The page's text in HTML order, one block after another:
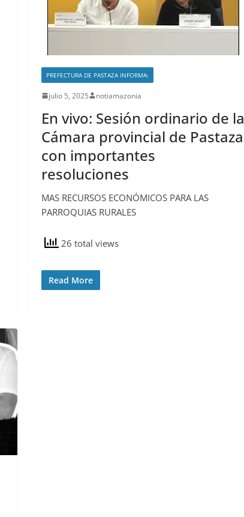
PREFECTURA DE PASTAZA INFORMA:
julio 5, 2025 notiamazonia
En vivo: Sesión ordinario de la
Cámara provincial de Pastaza
con importantes
resoluciones
MAS RECURSOS ECONÓMICOS PARA LAS
PARROQUIAS RURALES
26 total views
Read More